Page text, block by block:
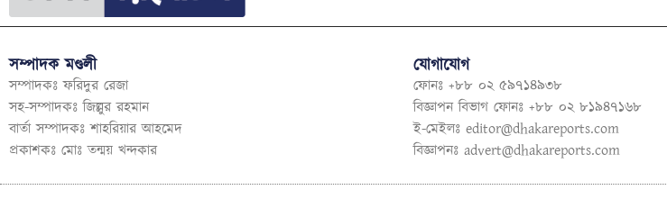
সম্পাদক মণ্ডলী
সম্পাদকঃ ফরিদুর রেজা
সহ-সম্পাদকঃ জিল্লুর রহমান
বার্তা সম্পাদকঃ শাহরিয়ার আহমেদ
প্রকাশকঃ মোঃ তন্ময় খন্দকার
যোগাযোগ
ফোনঃ +৮৮ ০২ ৫৯৭১৪৯৩৮
বিজ্ঞাপন বিভাগ ফোনঃ +৮৮ ০২ ৮১৯৪৭১৬৮
ই-মেইলঃ editor@dhakareports.com
বিজ্ঞাপনঃ advert@dhakareports.com